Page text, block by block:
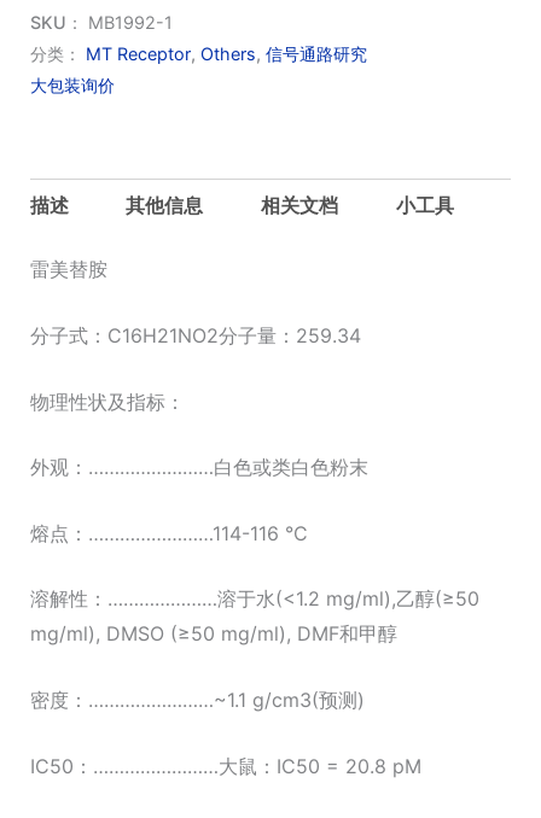
量
SKU： MB1992-1
分类： MT Receptor, Others, 信号通路研究
大包装询价
描述 其他信息 相关文档 小工具
雷美替胺
分子式：C16H21NO2分子量：259.34
物理性状及指标：
外观：……………………白色或类白色粉末
熔点：……………………114-116 °C
溶解性：…………………溶于水(<1.2 mg/ml),乙醇(≥50
mg/ml), DMSO (≥50 mg/ml), DMF和甲醇
密度：……………………~1.1 g/cm3(预测)
IC50：……………………大鼠：IC50 = 20.8 pM